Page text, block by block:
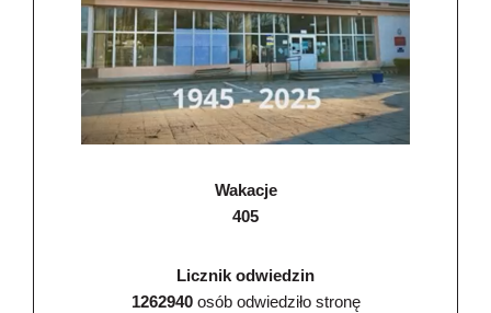
Wakacje
405
Licznik odwiedzin
1262940osób odwiedziło stronę